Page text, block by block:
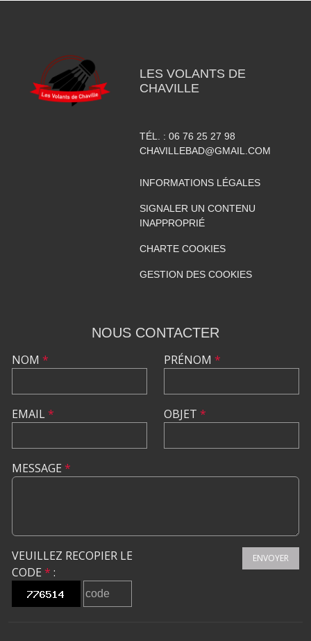
LES VOLANTS DE
CHAVILLE
TÉL. : 06 76 25 27 98
CHAVILLEBAD@GMAIL.COM
INFORMATIONS LÉGALES
SIGNALER UN CONTENU
INAPPROPRIÉ
CHARTE COOKIES
GESTION DES COOKIES
NOUS CONTACTER
NOM *
EMAIL*
PRÉNOM *
OBJET *
MESSAGE *
VEUILLEZ RECOPIER LE
CODE * :
ENVOYER